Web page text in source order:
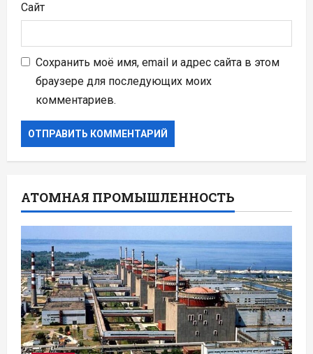
Сайт
Сохранить моё имя, email и адрес сайта в этом
браузере для последующих моих
комментариев.
АТОМНАЯ ПРОМЫШЛЕННОСТЬ